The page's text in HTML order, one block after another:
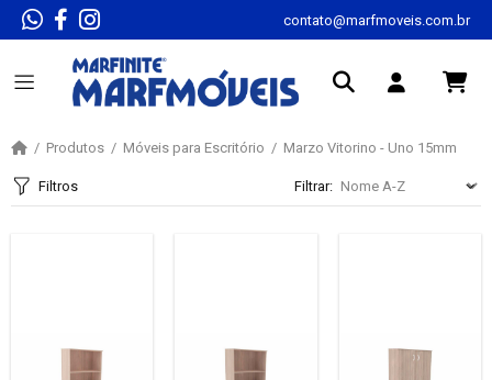
contato@marfmoveis.com.br
Produtos Móveis para Escritório Marzo Vitorino - Uno 15mm
Filtros Filtrar: